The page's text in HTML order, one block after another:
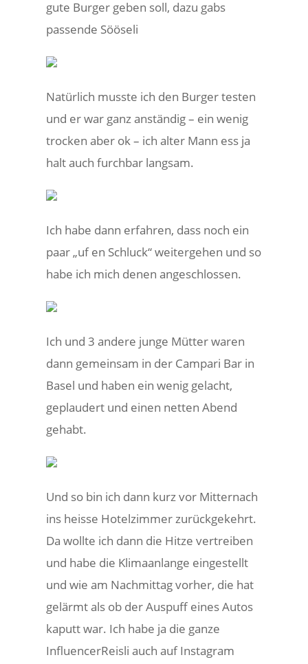
gute Burger geben soll, dazu gabs
passende Sööseli
Natürlich musste ich den Burger testen
und er war ganz anständig – ein wenig
trocken aber ok – ich alter Mann ess ja
halt auch furchbar langsam.
Ich habe dann erfahren, dass noch ein
paar „uf en Schluck“ weitergehen und so
habe ich mich denen angeschlossen.
Ich und 3 andere junge Mütter waren
dann gemeinsam in der Campari Bar in
Basel und haben ein wenig gelacht,
geplaudert und einen netten Abend
gehabt.
Und so bin ich dann kurz vor Mitternach
ins heisse Hotelzimmer zurückgekehrt.
Da wollte ich dann die Hitze vertreiben
und habe die Klimaanlange eingestellt
und wie am Nachmittag vorher, die hat
gelärmt als ob der Auspuff eines Autos
kaputt war. Ich habe ja die ganze
InfluencerReisli auch auf Instagram